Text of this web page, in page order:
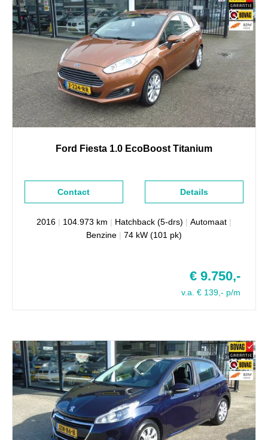
Ford Fiesta 1.0 EcoBoost Titanium
Details
Contact
2016 | 104.973 km | Hatchback (5-drs) | Automaat |
Benzine | 74 kW (101 pk)
€ 9.750,-
v.a. € 139,- p/m